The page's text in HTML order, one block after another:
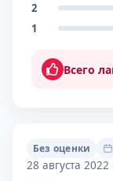
2
1
Всего
Без оценки
28 августа